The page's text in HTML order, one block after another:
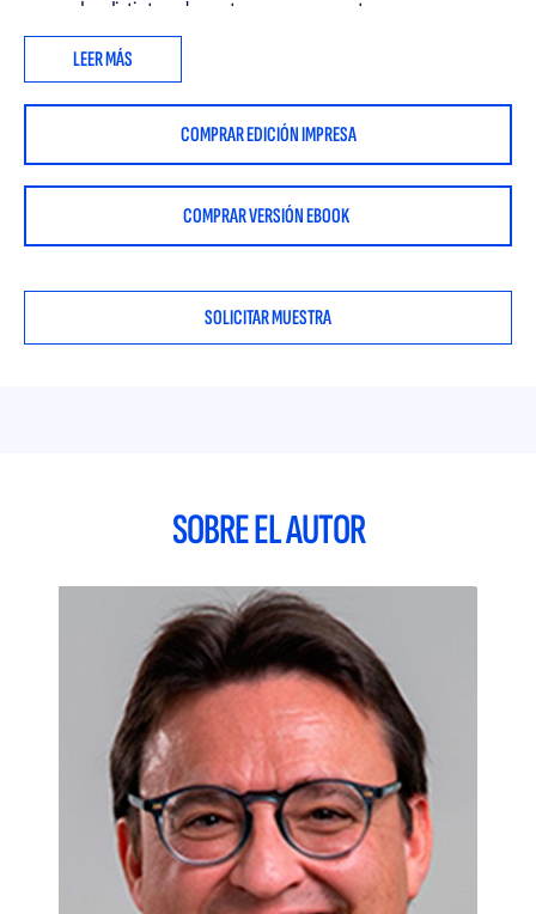
mercados distintos al nuestro, supone que tengamos pocas
empresas con exportaciones regulares comparado con
nuestros socios europeos.
A través del presente manual, los autores pretenden crear
una herramienta práctica, útil y didáctica que sirva a todos
aquellos profesionales de comercio exterior, estudiantes,
profesores e interesados en general en este campo a
confeccionar un completo plan de internacionalización
empresarial.
Este manual debe servir como instrumento de planificación
estratégica y operativa para que, de un modo sistemático y
lógico, siguiendo todos los pasos necesarios y con el rigor
siguientes cuestiones:
Confección de un completo plan de
internacionalización empresarial.
Poner en valor la necesaria ayuda y
cooperaciónque desde las instituciones y diversos
portales web se ofrecen a la empresa española
internacionalizada
Sugerencias, adaptaciones y recomendaciones
para que cualquier pyme o profesional autónomo
recién iniciado en el mundo de la
internacionalización empresarial tenga en cuenta
LEER MÁS
COMPRAR EDICIÓN IMPRESA
COMPRAR VERSIÓN EBOOK
SOLICITAR MUESTRA
SOBRE EL AUTOR